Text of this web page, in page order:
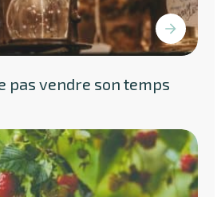
pas vendre son temps